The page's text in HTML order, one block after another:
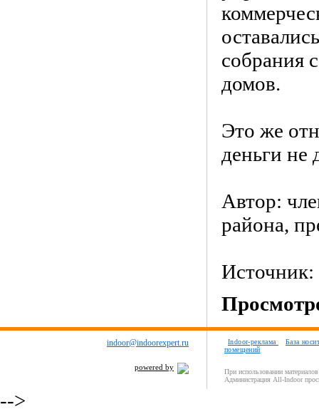
собрания
домов.
Это же
деньги не
Автор:
района,
Источник:
indoor@indoorexpert.ru
powered by
Indoor-реклама
База
помещений
При использовании
Администрация All-Indoor
-->